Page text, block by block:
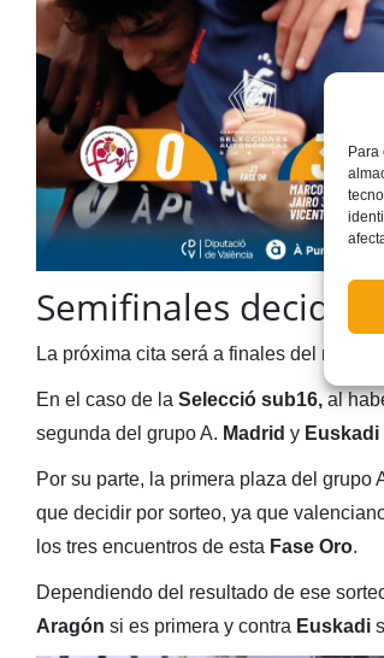
Semifinales decididas
La próxima cita será a finales del mes
En el caso de la Selecció sub16,al
segunda del grupo A. Madrid y Euskadi
Por su parte, la primera plaza del grupo
que decidir por sorteo, ya que
los tres encuentros de estaFase Oro.
Dependiendo del resultado de ese
Aragón si es primera y contra Euskadi